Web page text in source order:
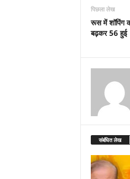
पिछला लेख
रूस में शॉपिंग
बढ़कर 56 हुई
संबंधित लेख